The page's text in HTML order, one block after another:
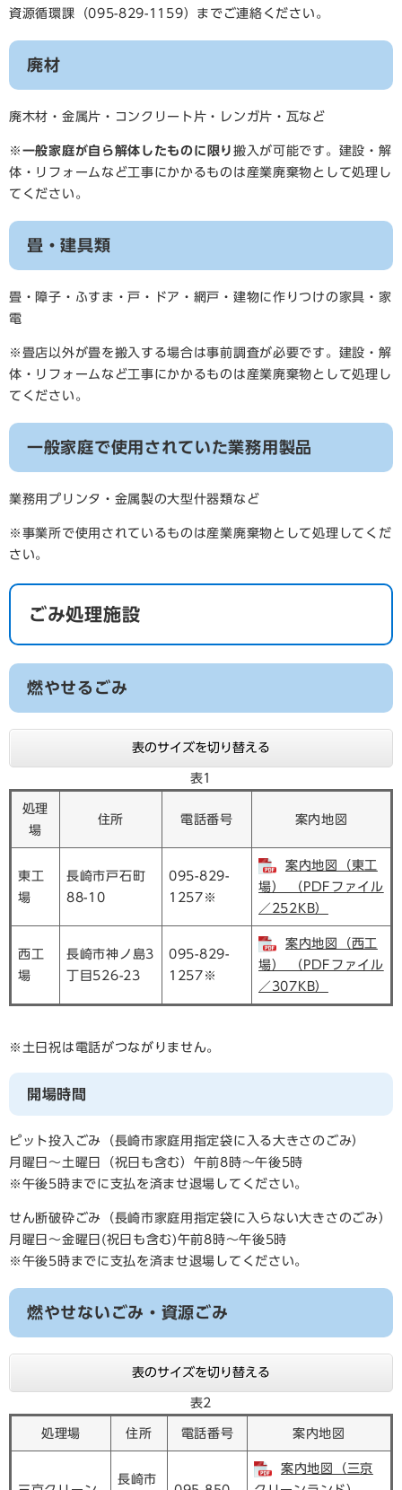
資源循環課（095-829-1159）までご連絡ください。
廃材
廃木材・金属片・コンクリート片・レンガ片・瓦など
※ 一般家庭が自ら解体したものに限り 搬入が可能です。建設・解
体・リフォームなど工事にかかるものは産業廃棄物として処理し
てください。
畳・建具類
畳・障子・ふすま・戸・ドア・網戸・建物に作りつけの家具・家
電
※畳店以外が畳を搬入する場合は事前調査が必要です。建設・解
体・リフォームなど工事にかかるものは産業廃棄物として処理し
てください。
一般家庭で使用されていた業務用製品
業務用プリンタ・金属製の大型什器類など
※事業所で使用されているものは産業廃棄物として処理してくだ
さい。
ごみ処理施設
燃やせるごみ
表のサイズを切り替える
表1
処理
場
住所 電話番号 案内地図
東工
場
長崎市戸石町
88-10
095-829-
1257※
案内地図（東工
場） （PDFファイル
／252KB）
西工
場
長崎市神ノ島3
丁目526-23
095-829-
1257※
案内地図（西工
場） （PDFファイル
／307KB）
※土日祝は電話がつながりません。
開場時間
ピット投入ごみ（長崎市家庭用指定袋に入る大きさのごみ）
月曜日～土曜日（祝日も含む）午前8時～午後5時
※午後5時までに支払を済ませ退場してください。
せん断破砕ごみ（長崎市家庭用指定袋に入らない大きさのごみ）
月曜日～金曜日(祝日も含む)午前8時～午後5時
※午後5時までに支払を済ませ退場してください。
燃やせないごみ・資源ごみ
表のサイズを切り替える
表2
処理場 住所 電話番号 案内地図
長崎市
案内地図（三京